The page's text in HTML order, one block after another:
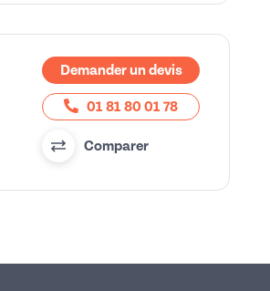
Demander un devis
01 81 80 01 78
Comparer